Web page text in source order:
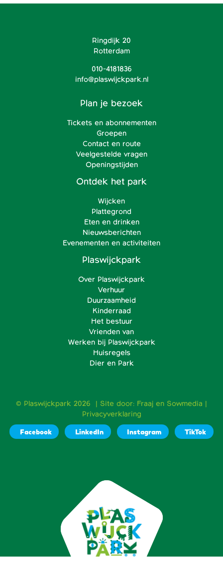
Ringdijk 20
Rotterdam
010-4181836
info@plaswijckpark.nl
Plan je bezoek
Tickets en abonnementen
Groepen
Contact en route
Veelgestelde vragen
Openingstijden
Ontdek het park
Wijcken
Plattegrond
Eten en drinken
Nieuwsberichten
Evenementen en activiteiten
Plaswijckpark
Over Plaswijckpark
Verhuur
Duurzaamheid
Kinderraad
Het bestuur
Vrienden van
Werken bij Plaswijckpark
Huisregels
Dier en Park
© Plaswijckpark 2026 | Site door: Fraaj en Sowmedia |
Privacyverklaring
Facebook
LinkedIn Instagram TikTok